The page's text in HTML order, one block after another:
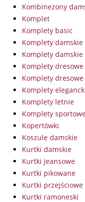
Kombinezony
Komplet
Komplety basic
Komplety damskie
Komplety damskie
Komplety dresowe
Komplety dresowe
Komplety
Komplety letnie
Komplety
Kopertówki
Koszule damskie
Kurtki damskie
Kurtki jeansowe
Kurtki pikowane
Kurtki przejściowe
Kurtki ramoneski